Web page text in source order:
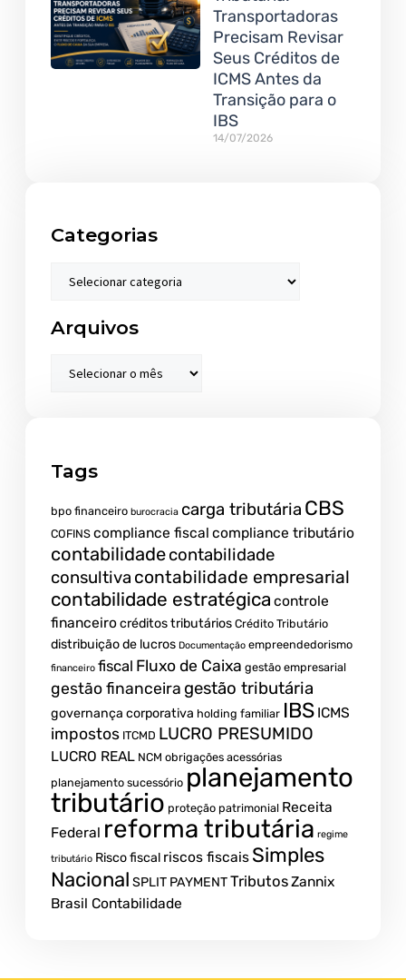
Transportadoras
Precisam Revisar
Seus Créditos de
ICMS Antes da
Transição para o
IBS
14/07/2026
Categorias
Arquivos
Tags
bpo financeiro burocracia carga tributária CBS
COFINS compliance fiscal compliance tributário
contabilidadecontabilidade
consultiva contabilidade empresarial
contabilidade estratégica controle
financeirocréditos tributários Crédito Tributário
distribuição de lucros Documentação empreendedorismo
financeiro fiscal Fluxo de Caixa gestão empresarial
gestão financeira gestão tributária
governança corporativa holding familiar IBS ICMS
impostos ITCMD LUCRO PRESUMIDO
LUCRO REAL NCM obrigações acessórias
planejamento sucessório planejamento
tributário proteção patrimonial Receita
Federal reforma tributária regime
tributário Risco fiscal riscos fiscais Simples
Nacional SPLIT PAYMENTTributosZannix
Brasil Contabilidade